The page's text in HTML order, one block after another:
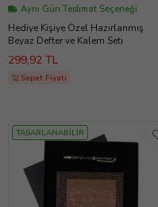
Aynı Gün Teslimat Seçeneği
Hediye Kişiye Özel Hazırlanmış
Beyaz Defter ve Kalem Seti
299,92 TL
Sepet Fiyatı
TASARLANABİLİR